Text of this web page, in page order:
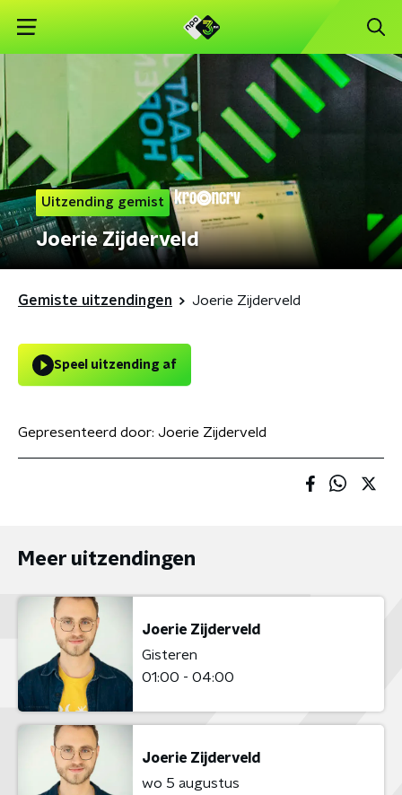
Uitzending gemist
Joerie Zijderveld
Gemiste uitzendingen Joerie Zijderveld
Speel uitzending af
Gepresenteerd door: Joerie Zijderveld
Meer uitzendingen
Joerie Zijderveld
Gisteren
01:00 - 04:00
Joerie Zijderveld
wo 5 augustus